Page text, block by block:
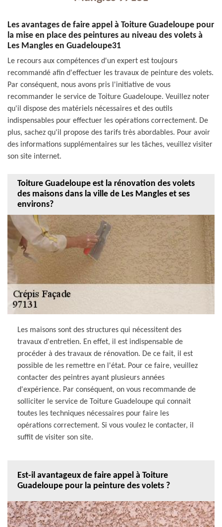
Les avantages de faire appel à Toiture Guadeloupe pour
la mise en place des peintures au niveau des volets à
Les Mangles en Guadeloupe31
Le recours aux compétences d'un expert est toujours
recommandé afin d'effectuer les travaux de peinture des volets.
Par conséquent, nous avons pris l'initiative de vous
recommander le service de Toiture Guadeloupe. Veuillez noter
qu'il dispose des matériels nécessaires et des outils
indispensables pour effectuer les opérations correctement. De
plus, sachez qu'il propose des tarifs très abordables. Pour avoir
des informations supplémentaires sur les tâches, veuillez visiter
son site internet.
Toiture Guadeloupe est la rénovation des volets
des maisons dans la ville de Les Mangles et ses
environs?
Les maisons sont des structures qui nécessitent des
travaux d'entretien. En effet, il est indispensable de
procéder à des travaux de rénovation. De ce fait, il est
possible de les remettre en l'état. Pour ce faire, veuillez
contacter des peintres ayant plusieurs années
d'expérience. Par conséquent, on vous recommande de
solliciter le service de Toiture Guadeloupe qui connait
toutes les techniques nécessaires pour faire les
opérations correctement. Si vous voulez le contacter, il
suffit de visiter son site.
Est-il avantageux de faire appel à Toiture
Guadeloupe pour la peinture des volets ?